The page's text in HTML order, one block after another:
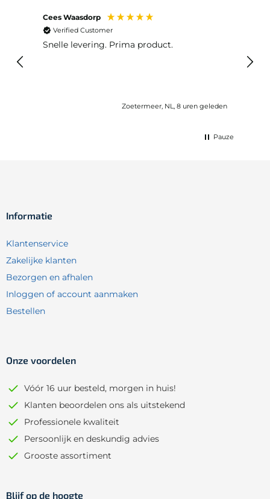
Cees Waasdorp
Verified Customer
Snelle levering. Prima product.
Zoetermeer, NL, 8 uren geleden
lang
Pauze
Informatie
Klantenservice
Zakelijke klanten
Bezorgen en afhalen
Inloggen of account aanmaken
Bestellen
Onze voordelen
Vóór 16 uur besteld, morgen in huis!
Klanten beoordelen ons als uitstekend
Professionele kwaliteit
Persoonlijk en deskundig advies
Grooste assortiment
Blijf op de hoogte